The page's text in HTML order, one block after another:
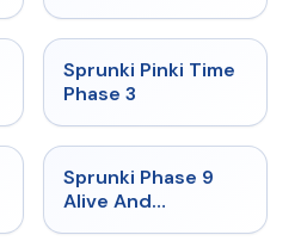
★ 4.9
Sprunki Pinki Time
Phase 3
★
Sprunki Phase 9
Alive And